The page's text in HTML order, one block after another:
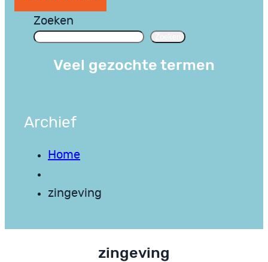
Zoeken
Veel gezochte termen
Archief
Home
zingeving
zingeving